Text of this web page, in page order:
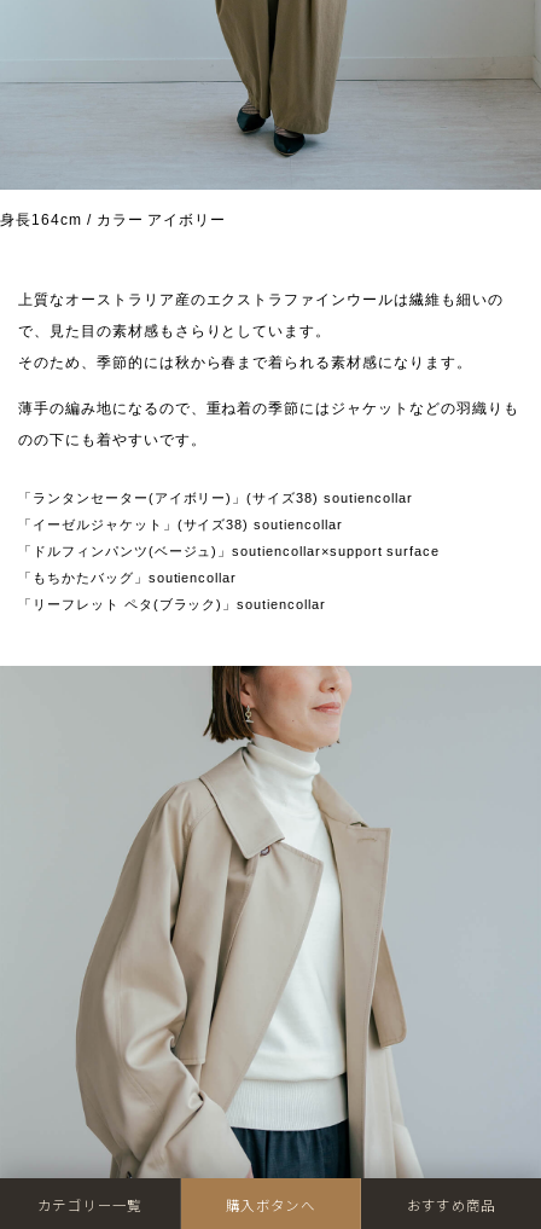
身長164cm / カラー アイボリー
上質なオーストラリア産のエクストラファインウールは繊維も細いの
で、見た目の素材感もさらりとしています。
そのため、季節的には秋から春まで着られる素材感になります。
薄手の編み地になるので、重ね着の季節にはジャケットなどの羽織りも
のの下にも着やすいです。
「ランタンセーター(アイボリー)」(サイズ38) soutiencollar
「イーゼルジャケット」(サイズ38) soutiencollar
「ドルフィンパンツ(ベージュ)」soutiencollar×support surface
「もちかたバッグ」soutiencollar
「リーフレット ペタ(ブラック)」soutiencollar
カテゴリー一覧 購入ボタンへ おすすめ商品